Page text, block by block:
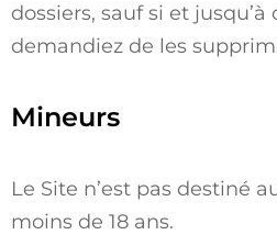
dossiers, sauf si et
demandiez de les
Mineurs
Le Site n’est pas destiné
moins de 18 ans.